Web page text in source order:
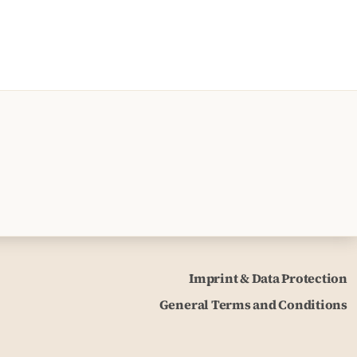
Imprint & Data Protection
General Terms and Conditions